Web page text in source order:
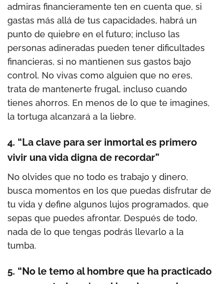
admiras financieramente ten en cuenta que, si
gastas más allá de tus capacidades, habrá un
punto de quiebre en el futuro; incluso las
personas adineradas pueden tener dificultades
financieras, si no mantienen sus gastos bajo
control. No vivas como alguien que no eres,
trata de mantenerte frugal, incluso cuando
tienes ahorros. En menos de lo que te imagines,
la tortuga alcanzará a la liebre.
4. “La clave para ser inmortal es primero
vivir una vida digna de recordar”
No olvides que no todo es trabajo y dinero,
busca momentos en los que puedas disfrutar de
tu vida y define algunos lujos programados, que
sepas que puedes afrontar. Después de todo,
nada de lo que tengas podrás llevarlo a la
tumba.
5. “No le temo al hombre que ha practicado